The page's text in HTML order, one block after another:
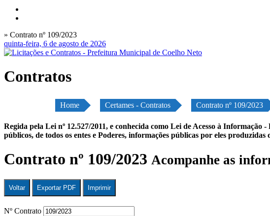
» Contrato nº 109/2023
quinta-feira, 6 de agosto de 2026
Contratos
Home Certames - Contratos Contrato nº 109/2023
Regida pela Lei nº 12.527/2011, e conhecida como Lei de Acesso à
públicos, de todos os entes e Poderes, informações públicas por eles produzidas
Contrato nº 109/2023 Acompanhe as
Voltar Exportar PDF Imprimir
Nº Contrato